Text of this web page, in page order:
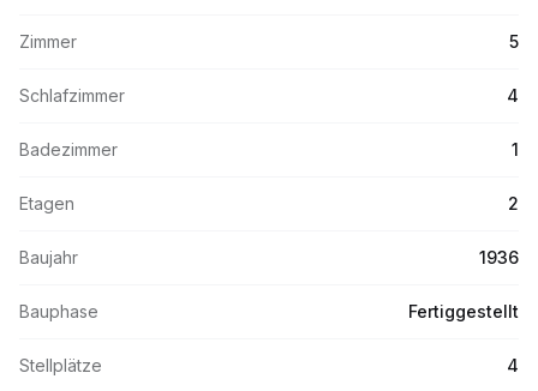
Zimmer 5
Schlafzimmer 4
Badezimmer 1
Etagen 2
Baujahr 1936
Bauphase Fertiggestellt
Stellplätze 4